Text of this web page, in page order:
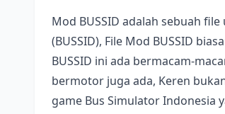
Mod BUSSID adalah sebuah
(BUSSID), File Mod BUSSID
BUSSID ini ada bermacam-
bermotor juga ada, Keren
game Bus Simulator Indonesia